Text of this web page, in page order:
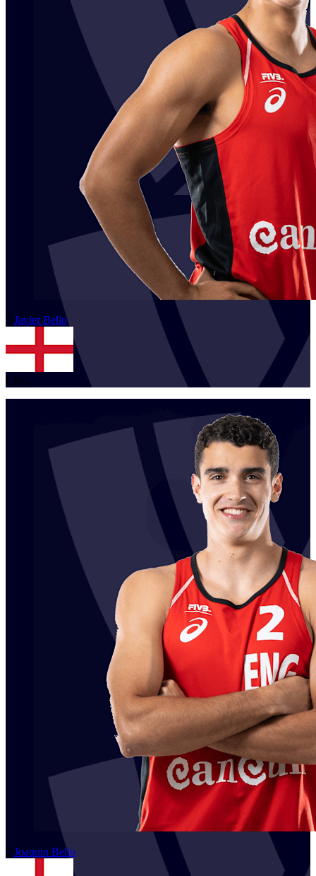
1 Javier Bello
ENG
2 Joaquin Bello